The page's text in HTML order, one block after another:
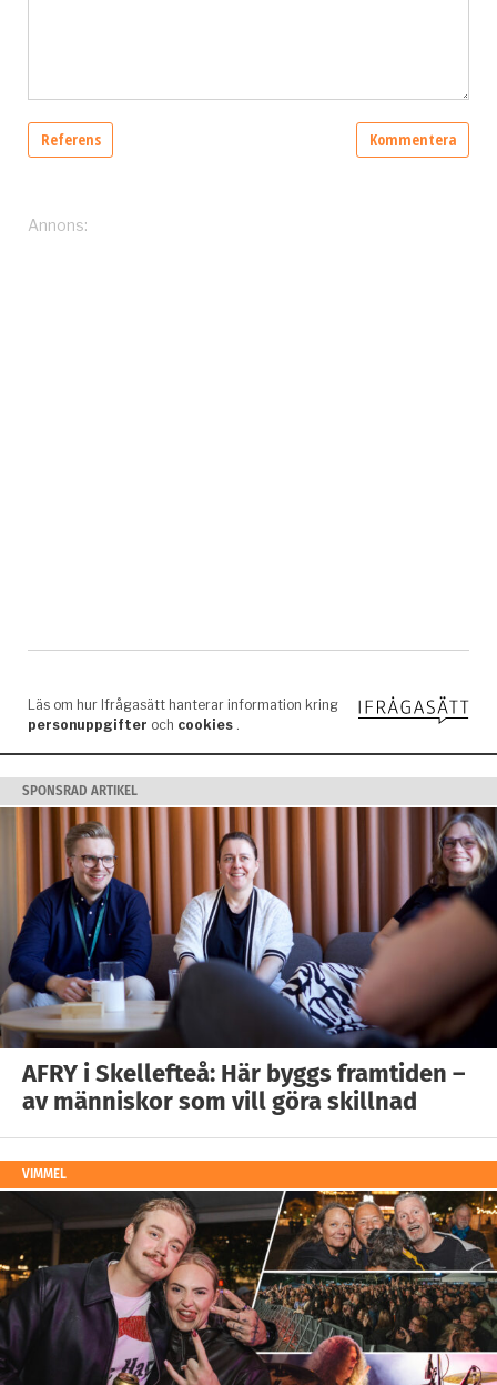
SPONSRAD ARTIKEL
AFRY i Skellefteå: Här byggs framtiden –
av människor som vill göra skillnad
VIMMEL